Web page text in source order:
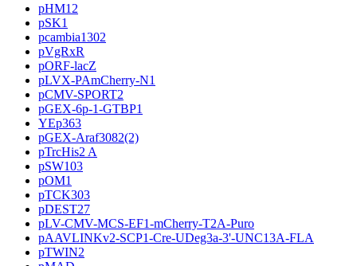
pHM12
pSK1
pcambia1302
pVgRxR
pORF-lacZ
pLVX-PAmCherry-N1
pCMV-SPORT2
pGEX-6p-1-GTBP1
YEp363
pGEX-Araf3082(2)
pTrcHis2 A
pSW103
pOM1
pTCK303
pDEST27
pLV-CMV-MCS-EF1-mCherry-T2A-Puro
pAAVLINKv2-SCP1-Cre-UDeg3a-3'-UNC13A-FLA
pTWIN2